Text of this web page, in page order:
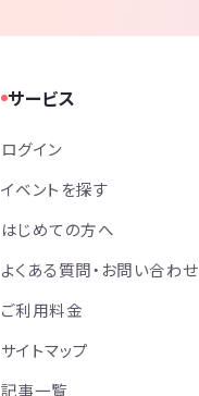
サービス
ログイン
イベントを探す
はじめての方へ
よくある質問・お問い合わせ
ご利用料金
サイトマップ
記事一覧